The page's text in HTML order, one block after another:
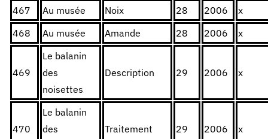
467 Au musée Noix 28 2006
x
468
Au musée Amande 28 2006 x
469
Le balanin
des
noisettes
Description 29 2006 x
470
Le balanin
des
Traitement 29 2006 x